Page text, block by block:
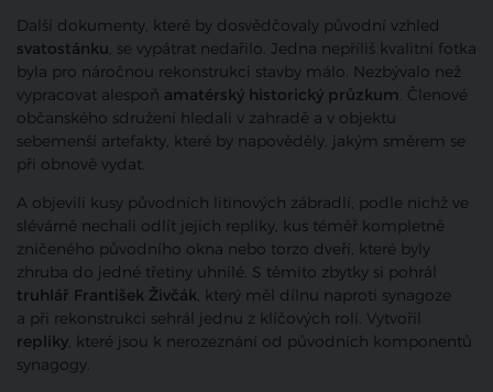
Další dokumenty, které by dosvědčovaly původní vzhled
svatostánku, se vypátrat nedařilo. Jedna nepříliš kvalitní fotka
byla pro náročnou rekonstrukci stavby málo. Nezbývalo než
vypracovat alespoň amatérský historický průzkum. Členové
občanského sdružení hledali v zahradě a v objektu
sebemenší artefakty, které by napověděly, jakým směrem se
při obnově vydat.
A objevili kusy původních litinových zábradlí, podle nichž ve
slévárně nechali odlít jejich repliky, kus téměř kompletně
zničeného původního okna nebo torzo dveří, které byly
zhruba do jedné třetiny uhnilé. S těmito zbytky si pohrál
truhlář František Živčák, který měl dílnu naproti synagoze
a při rekonstrukci sehrál jednu z klíčových rolí. Vytvořil
repliky, které jsou k nerozeznání od původních komponentů
synagogy.